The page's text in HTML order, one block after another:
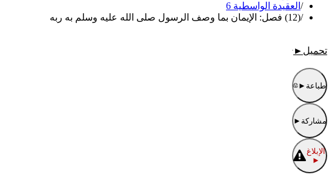
/ العقيدة الواسطية 6
/(12) فصل: الإيمان بما وصف الرسول صلى الله عليه وسلم به ربه
تحميل ►
طباعة ►
مشاركة ►
الإبلاغ
►